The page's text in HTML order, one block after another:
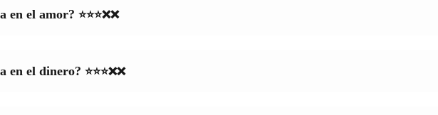
en el amor? ⭐⭐⭐❌❌
en el dinero? ⭐⭐⭐❌❌